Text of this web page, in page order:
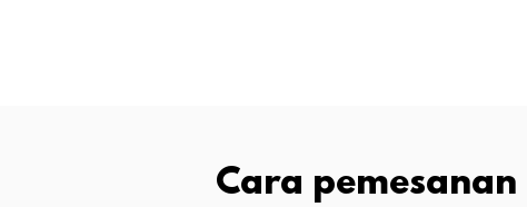
Cara pemesanan